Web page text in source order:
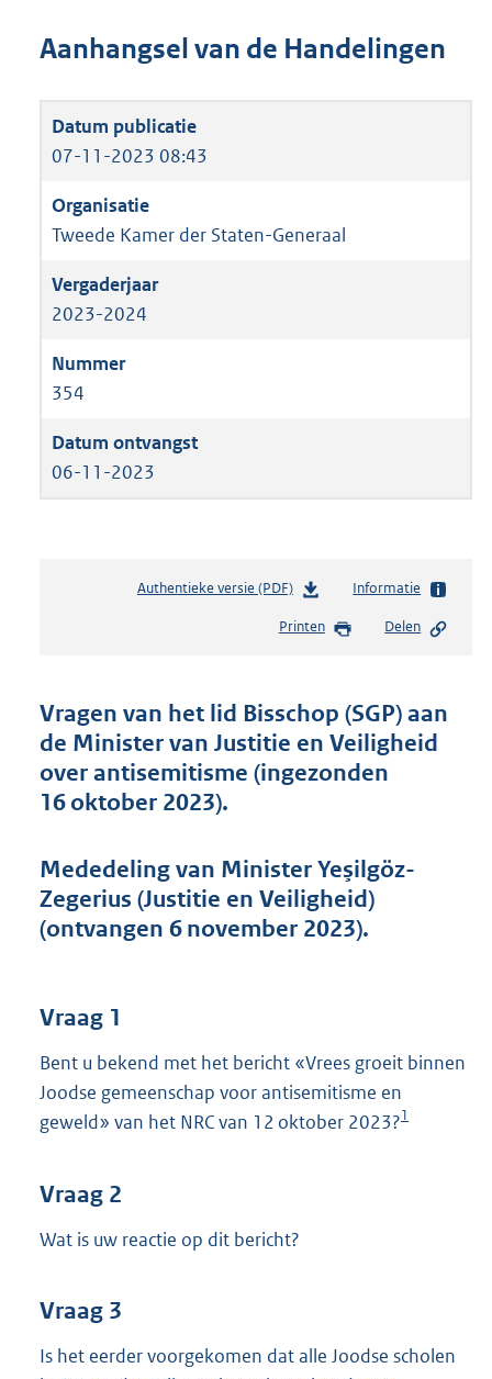
Aanhangsel van de Handelingen
07-11-2023 08:43
Tweede Kamer der Staten-Generaal
2023-2024
354
06-11-2023
Authentieke versie (PDF)b
s
n
d
s
g
t
t
e
:
Informatie
Printen Delen
Vragen van het lid Bisschop (SGP) aan
de Minister van Justitie en Veiligheid
over antisemitisme (ingezonden
16 oktober 2023).
Mededeling van Minister Yeşilgöz-
Zegerius (Justitie en Veiligheid)
(ontvangen 6 november 2023).
Vraag 1
Bent u bekend met het bericht «Vrees groeit binnen
Joodse gemeenschap voor antisemitisme en
geweld» van het NRC van 12 oktober 2023?1
Vraag 2
Wat is uw reactie op dit bericht?
Vraag 3
Is het eerder voorgekomen dat alle Joodse scholen